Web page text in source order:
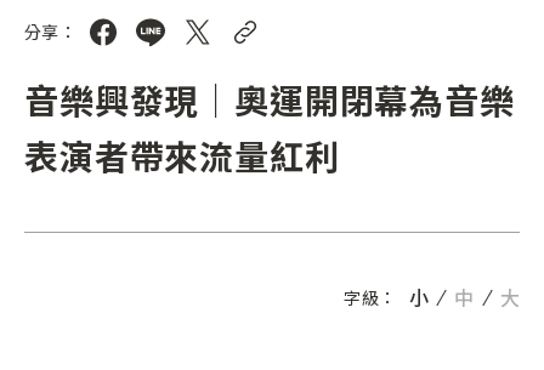
分享：
音樂興發現｜奧運開閉幕為音樂
表演者帶來流量紅利
字級： 小 中 大